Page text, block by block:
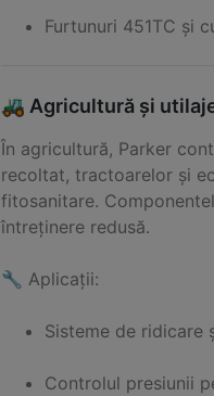
Furtunuri 451TC și
🚜 Agricultură și
În agricultură, Parker
recoltat, tractoarelor și
fitosanitare.
întreținere redusă.
🔧 Aplicații:
Sisteme de ridicare
Controlul presiunii